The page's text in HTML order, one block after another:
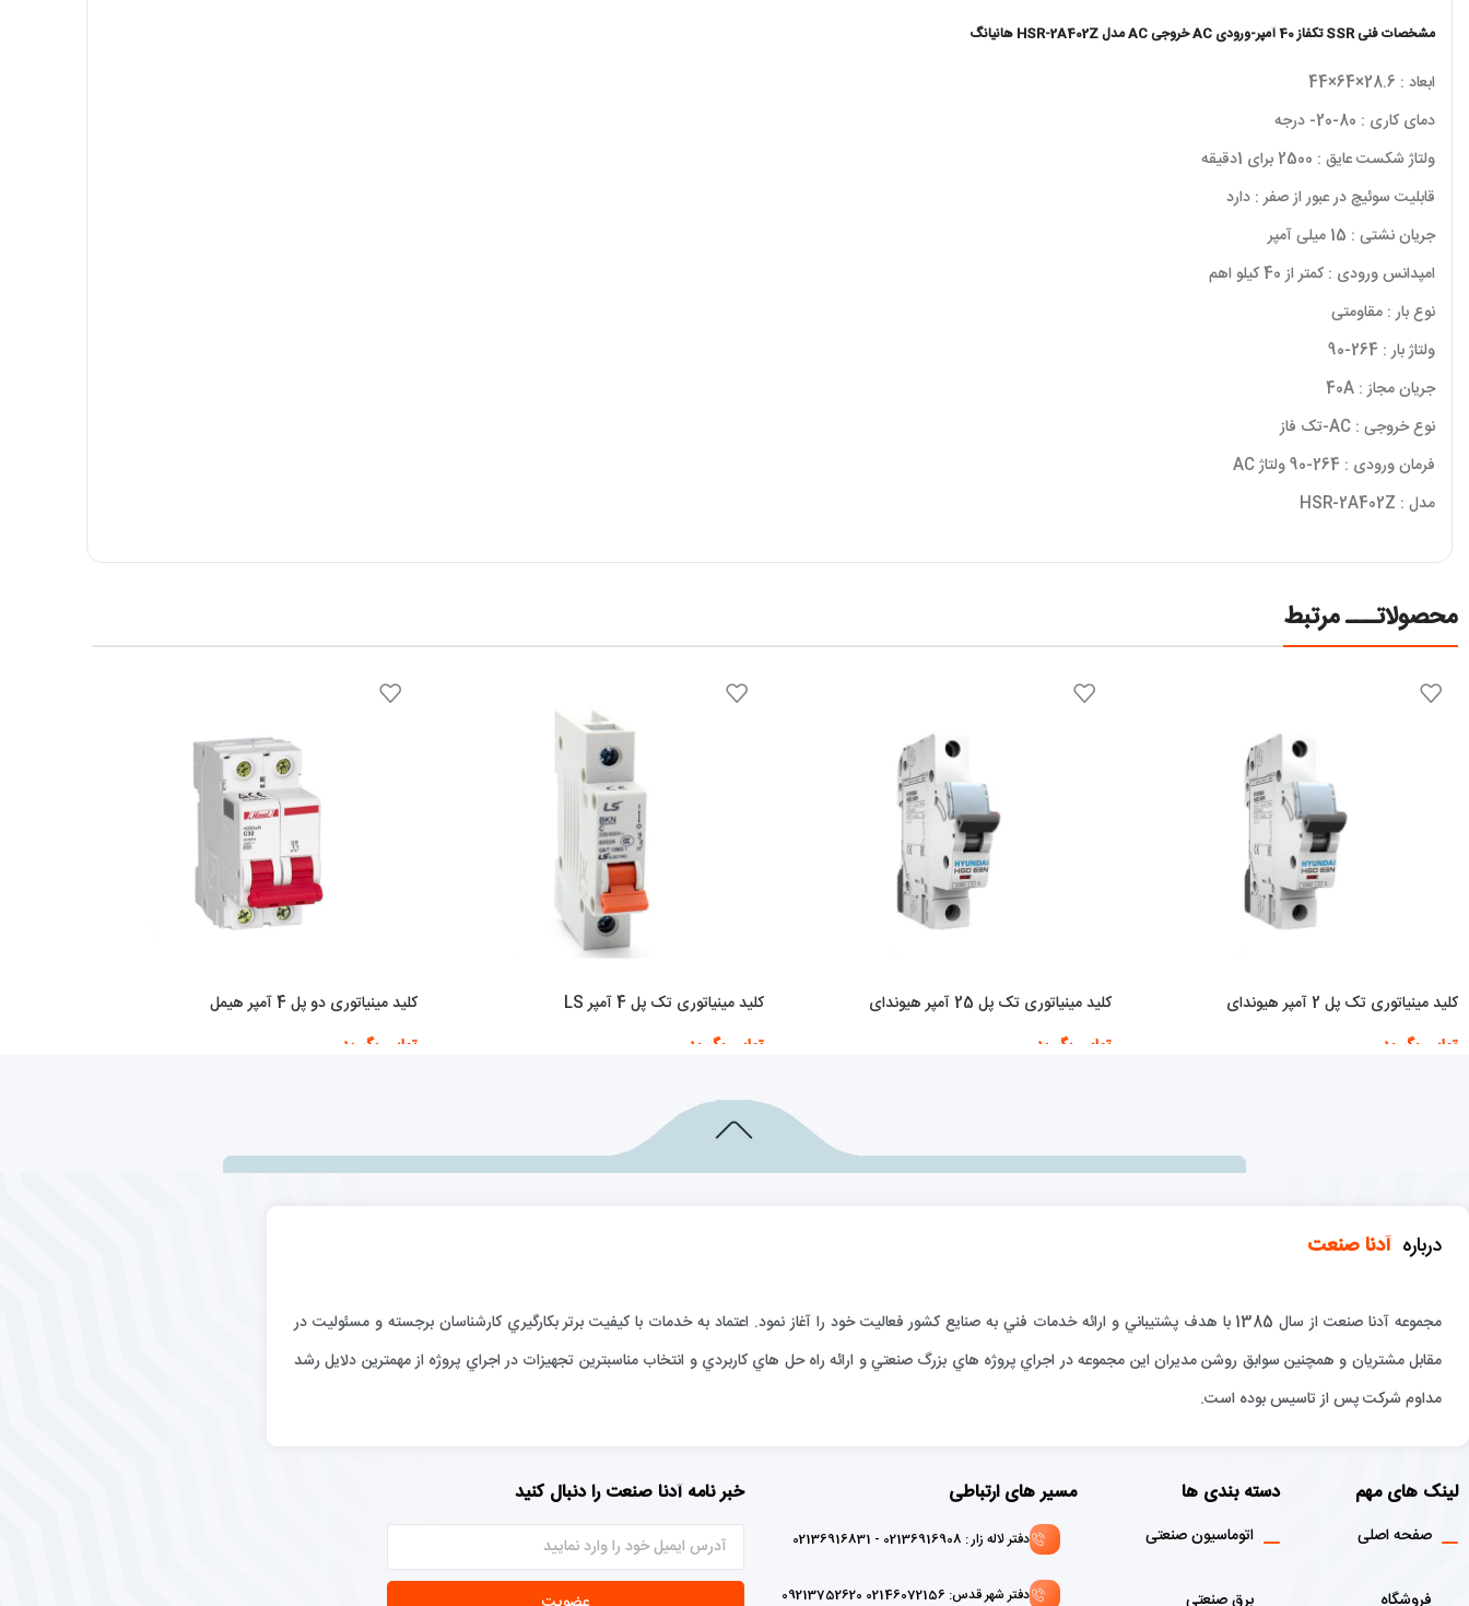
مشخصات فنی SSR تکفاز 40 آمپر-ورودی AC خروجی AC مدل HSR-2A402Z هانیانگ
ابعاد : 28.6×64×44
دمای کاری : 80-20- درجه
ولتاژ شکست عایق : 2500 برای 1دقیقه
قابلیت سوئیچ در عبور از صفر : دارد
جریان نشتی : 15 میلی آمپر
امپدانس ورودی : کمتر از 40 کیلو اهم
نوع بار : مقاومتی
ولتاژ بار : 264-90
جریان مجاز : 40A
نوع خروجی : AC-تک فاز
فرمان ورودی : 264-90 ولتاژ AC
مدل : HSR-2A402Z
محصولاتـــ مرتبط
کلید مینیاتوری تک پل 2 آمپر هیوندای
تماس بگیرید
کلید مینیاتوری تک پل 25 آمپر هیوندای
تماس بگیرید
کلید مینیاتوری تک پل 4 آمپر LS
تماس بگیرید
کلید مینیاتوری دو پل 4 آمپر هیمل
تماس بگیرید
درباره آدنا صنعت
مجموعه آدنا صنعت از سال 1385 با هدف پشتيباني و ارائه خدمات فني به صنايع كشور فعاليت خود را آغاز نمود. اعتماد به خدمات با كيفيت برتر بكارگيري كارشناسان برجسته و مسئوليت در
مقابل مشتريان و همچنين سوابق روشن مديران اين مجموعه در اجراي پروژه هاي بزرگ صنعتي و ارائه راه حل هاي كاربردي و انتخاب مناسبترين تجهيزات در اجراي پروژه از مهمترين دلايل رشد
مداوم شركت پس از تاسيس بوده است.
لینک های مهم
صفحه اصلی
فروشگاه
دسته بندی ها
اتوماسیون صنعتی
برق صنعتی
مسیر های ارتباطی
دفتر لاله زار : 02136916908 - 02136916831
دفتر شهر قدس: 02146072156 09213752620
خبر نامه آدنا صنعت را دنبال کنید